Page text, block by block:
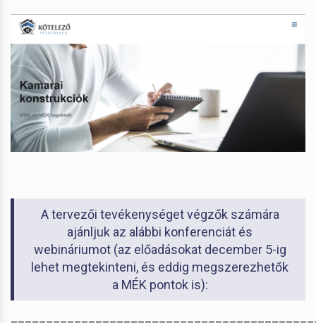
A tervezői tevékenységet végzők számára
ajánljuk az alábbi konferenciát és
webináriumot (az előadásokat december 5-ig
lehet megtekinteni, és eddig megszerezhetők
a MÉK pontok is):